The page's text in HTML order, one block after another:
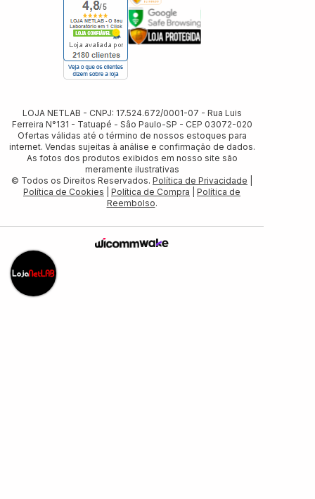
LOJA NETLAB - CNPJ: 17.524.672/0001-07 - Rua Luis
Ferreira N°131 - Tatuapé - Sâo Paulo-SP - CEP 03072-020
Ofertas válidas até o término de nossos estoques para
internet. Vendas sujeitas à análise e confirmação de dados.
As fotos dos produtos exibidos em nosso site são
meramente ilustrativas
© Todos os Direitos Reservados. Política de Privacidade
Política de Cookies
Política de Compra
Política de
Reembolso.